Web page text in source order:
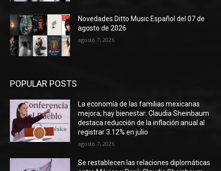
Novedades Ditto Music Español del 07 de
agosto de 2026
agosto 7, 2026
POPULAR POSTS
La economía de las familias mexicanas
mejora; hay bienestar: Claudia Sheinbaum
destaca reducción de la inflación anual al
registrar 3.12% en julio
agosto 7, 2026
Se restablecen las relaciones diplomáticas